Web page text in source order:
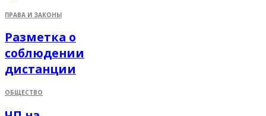
ПРАВА И ЗАКОНЫ
Разметка о
соблюдении
дистанции
ОБЩЕСТВО